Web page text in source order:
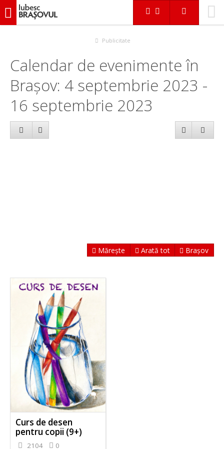
iubescbraşovul.ro
Publicitate
Calendar de evenimente în
Brașov: 4 septembrie 2023 -
16 septembrie 2023
Mărește Arată tot Brașov
Curs de desen
pentru copii (9+)
2104 0